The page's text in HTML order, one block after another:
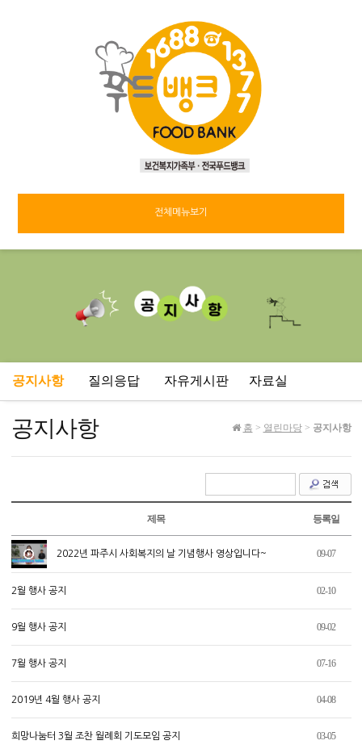
전체메뉴보기
공지사항 질의응답 자유게시판 자료실
공지사항 홈 > 열린마당> 공지사항
제목 등록일
2022년 파주시 사회복지의 날 기념행사 영상입니다~ 09-07
2월 행사 공지 02-10
9월 행사 공지 09-02
7월 행사 공지 07-16
2019년 4월 행사 공지 04-08
희망나눔터 3월 조찬 월례회 기도모임 공지 03-05